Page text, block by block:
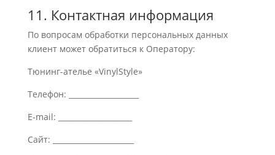
11. Контактная информация
По вопросам обработки персональных данных
клиент может обратиться к Оператору:
Тюнинг-ателье «VinylStyle»
Телефон: ___________________
E-mail: ____________________
Сайт: ______________________